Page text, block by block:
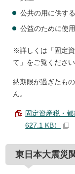
公共の用に供す
公益のために使
※詳しくは「固定
て」をご覧ください
納期限が過ぎたも
ん。
固定資産税・
627.1 KB）
東日本大震災